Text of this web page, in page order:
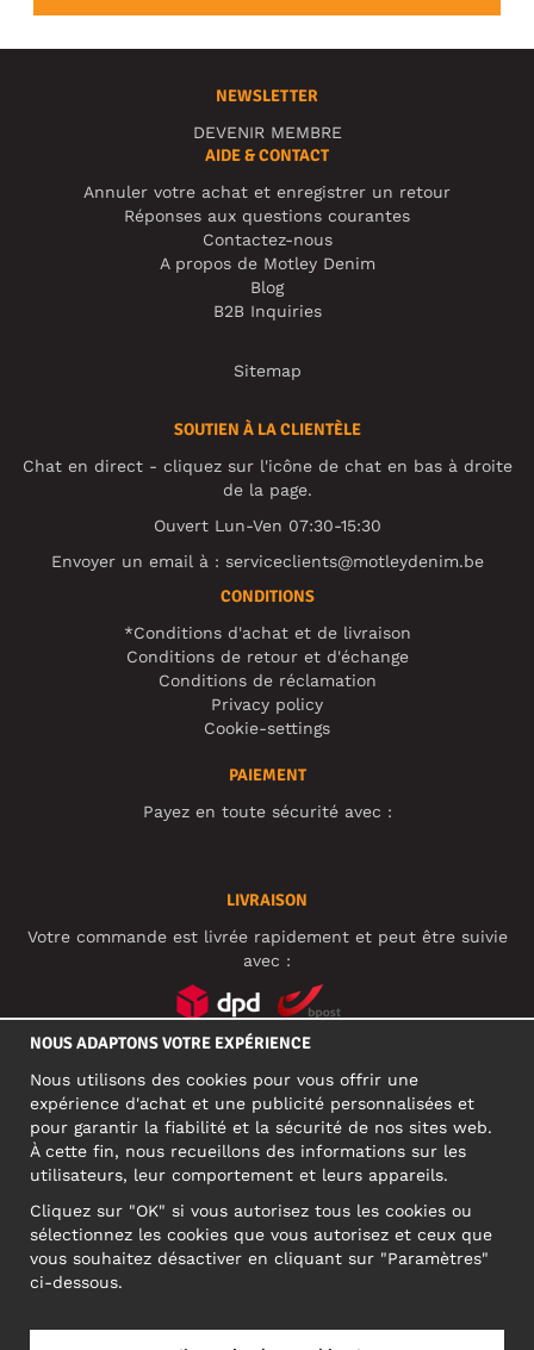
NEWSLETTER
DEVENIR MEMBRE
AIDE & CONTACT
Annuler votre achat et enregistrer un retour
Réponses aux questions courantes
Contactez-nous
A propos de Motley Denim
Blog
B2B Inquiries
Sitemap
SOUTIEN À LA CLIENTÈLE
Chat en direct - cliquez sur l'icône de chat en bas à droite
de la page.
Ouvert Lun-Ven 07:30-15:30
Envoyer un email à : serviceclients@motleydenim.be
CONDITIONS
*Conditions d'achat et de livraison
Conditions de retour et d'échange
Conditions de réclamation
Privacy policy
Cookie-settings
PAIEMENT
Payez en toute sécurité avec :
LIVRAISON
Votre commande est livrée rapidement et peut être suivie
avec :
ADRESSE PROFESSIONNELLE
Narva mnt 5, EE-10117 Tallinn
Reg: 12356245
ATTENTION ! N'envoyez pas les retours de produits à cette
NOUS ADAPTONS VOTRE EXPÉRIENCE
Nous utilisons des cookies pour vous offrir une
expérience d'achat et une publicité personnalisées et
pour garantir la fiabilité et la sécurité de nos sites web.
À cette fin, nous recueillons des informations sur les
utilisateurs, leur comportement et leurs appareils.
Cliquez sur "OK" si vous autorisez tous les cookies ou
sélectionnez les cookies que vous autorisez et ceux que
vous souhaitez désactiver en cliquant sur "Paramètres"
ci-dessous.